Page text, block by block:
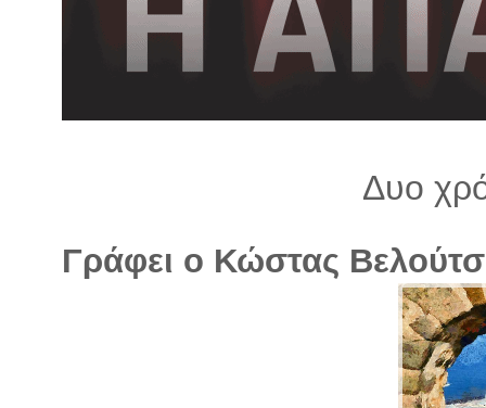
Δυο
Γράφει ο Κώστας